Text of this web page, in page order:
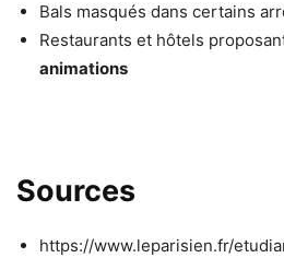
Bals masqués dans certains
Restaurants et hôtels
animations
Sources
https://www.leparisien.fr/